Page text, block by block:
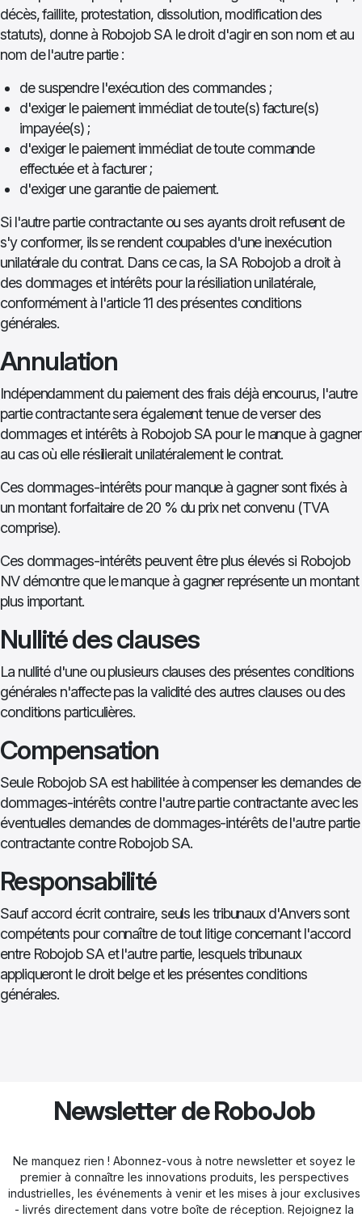
décès, faillite, protestation, dissolution, modification des
statuts), donne à Robojob SA le droit d'agir en son nom et au
nom de l'autre partie :
de suspendre l'exécution des commandes ;
d'exiger le paiement immédiat de toute(s) facture(s)
impayée(s) ;
d'exiger le paiement immédiat de toute commande
effectuée et à facturer ;
d'exiger une garantie de paiement.
Si l'autre partie contractante ou ses ayants droit refusent de
s'y conformer, ils se rendent coupables d'une inexécution
unilatérale du contrat. Dans ce cas, la SA Robojob a droit à
des dommages et intérêts pour la résiliation unilatérale,
conformément à l'article 11 des présentes conditions
générales.
Annulation
Indépendamment du paiement des frais déjà encourus, l'autre
partie contractante sera également tenue de verser des
dommages et intérêts à Robojob SA pour le manque à gagner
au cas où elle résilierait unilatéralement le contrat.
Ces dommages-intérêts pour manque à gagner sont fixés à
un montant forfaitaire de 20 % du prix net convenu (TVA
comprise).
Ces dommages-intérêts peuvent être plus élevés si Robojob
NV démontre que le manque à gagner représente un montant
plus important.
Nullité des clauses
La nullité d'une ou plusieurs clauses des présentes conditions
générales n'affecte pas la validité des autres clauses ou des
conditions particulières.
Compensation
Seule Robojob SA est habilitée à compenser les demandes de
dommages-intérêts contre l'autre partie contractante avec les
éventuelles demandes de dommages-intérêts de l'autre partie
contractante contre Robojob SA.
Responsabilité
Sauf accord écrit contraire, seuls les tribunaux d'Anvers sont
compétents pour connaître de tout litige concernant l'accord
entre Robojob SA et l'autre partie, lesquels tribunaux
appliqueront le droit belge et les présentes conditions
générales.
Newsletter de RoboJob
Ne manquez rien ! Abonnez-vous à notre newsletter et soyez le
premier à connaître les innovations produits, les perspectives
industrielles, les événements à venir et les mises à jour exclusives
- livrés directement dans votre boîte de réception. Rejoignez la